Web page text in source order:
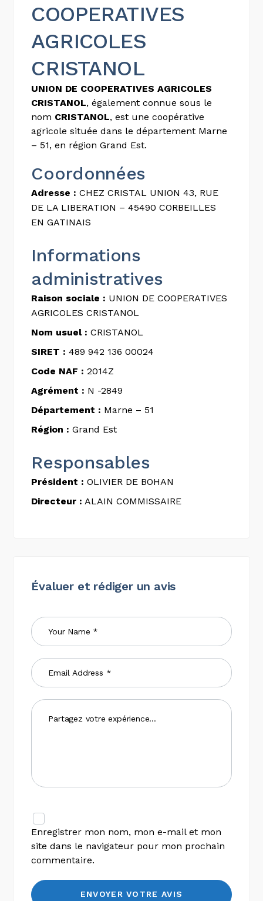
COOPERATIVES
AGRICOLES
CRISTANOL
UNION DE COOPERATIVES AGRICOLES
CRISTANOL, également connue sous le
nom CRISTANOL, est une coopérative
agricole située dans le département Marne
– 51, en région Grand Est.
Coordonnées
Adresse : CHEZ CRISTAL UNION 43, RUE
DE LA LIBERATION – 45490 CORBEILLES
EN GATINAIS
Informations
administratives
Raison sociale : UNION DE COOPERATIVES
AGRICOLES CRISTANOL
Nom usuel : CRISTANOL
SIRET : 489 942 136 00024
Code NAF : 2014Z
Agrément : N -2849
Département : Marne – 51
Région : Grand Est
Responsables
Président : OLIVIER DE BOHAN
Directeur : ALAIN COMMISSAIRE
Évaluer et rédiger un avis
Enregistrer mon nom, mon e-mail et mon
site dans le navigateur pour mon prochain
commentaire.